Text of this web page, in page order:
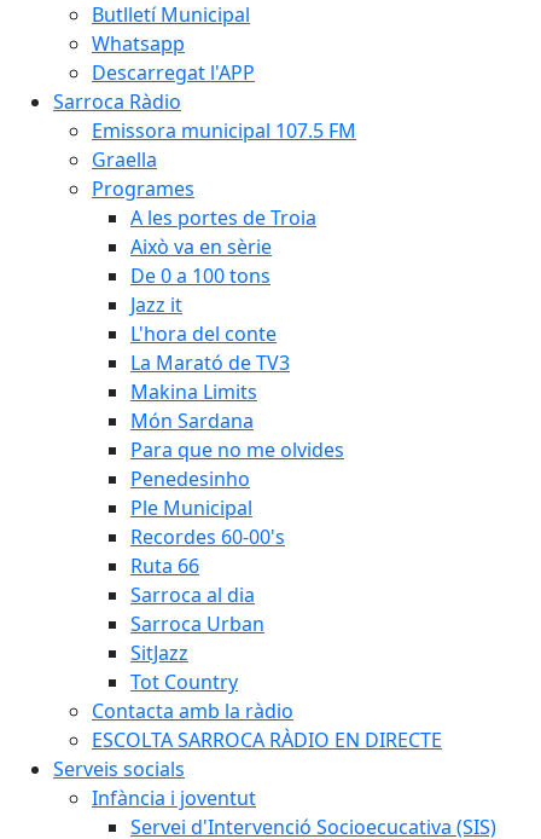
Butlletí Municipal
Whatsapp
Descarregat l'APP
Sarroca Ràdio
Emissora municipal 107.5 FM
Graella
Programes
A les portes de Troia
Això va en sèrie
De 0 a 100 tons
Jazz it
L'hora del conte
La Marató de TV3
Makina Limits
Món Sardana
Para que no me olvides
Penedesinho
Ple Municipal
Recordes 60-00's
Ruta 66
Sarroca al dia
Sarroca Urban
SitJazz
Tot Country
Contacta amb la ràdio
ESCOLTA SARROCA RÀDIO EN DIRECTE
Serveis socials
Infància i joventut
Servei d'Intervenció Socioecucativa (SIS)